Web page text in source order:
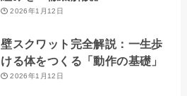
2026年1月12日
壁スクワット完全解説：一生歩
ける体をつくる「動作の基礎」
2026年1月12日